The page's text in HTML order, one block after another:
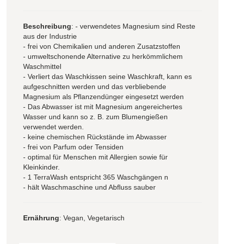
Beschreibung: - verwendetes Magnesium sind Reste
aus der Industrie
- frei von Chemikalien und anderen Zusatzstoffen
- umweltschonende Alternative zu herkömmlichem
Waschmittel
- Verliert das Waschkissen seine Waschkraft, kann es
aufgeschnitten werden und das verbliebende
Magnesium als Pflanzendünger eingesetzt werden
- Das Abwasser ist mit Magnesium angereichertes
Wasser und kann so z. B. zum Blumengießen
verwendet werden.
- keine chemischen Rückstände im Abwasser
- frei von Parfum oder Tensiden
- optimal für Menschen mit Allergien sowie für
Kleinkinder.
- 1 TerraWash entspricht 365 Waschgängen n
- hält Waschmaschine und Abfluss sauber
Ernährung: Vegan, Vegetarisch